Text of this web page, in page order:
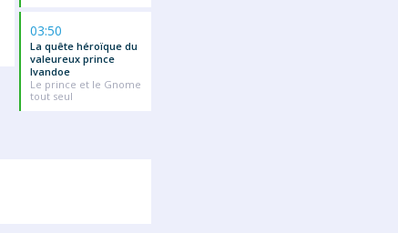
03:50
La quête héroïque du
valeureux prince
Ivandoe
Le prince et le Gnome
tout seul